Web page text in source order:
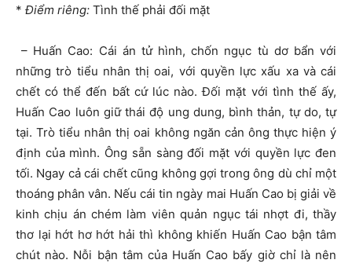
* Điểm riêng: Tình thế phải đối mặt
– Huấn Cao: Cái án tử hình, chốn ngục tù dơ bẩn với
những trò tiểu nhân thị oai, với quyền lực xấu xa và cái
chết có thể đến bất cứ lúc nào. Đối mặt với tình thế ấy,
Huấn Cao luôn giữ thái độ ung dung, bình thản, tự do, tự
tại. Trò tiểu nhân thị oai không ngăn cản ông thực hiện ý
định của mình. Ông sẵn sàng đối mặt với quyền lực đen
tối. Ngay cả cái chết cũng không gợi trong ông dù chỉ một
thoáng phân vân. Nếu cái tin ngày mai Huấn Cao bị giải về
kinh chịu án chém làm viên quản ngục tái nhợt đi, thầy
thơ lại hớt hơ hớt hải thì không khiến Huấn Cao bận tâm
chút nào. Nỗi bận tâm của Huấn Cao bấy giờ chỉ là nên